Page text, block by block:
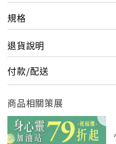
規格
退貨說明
付款/配送
商品相關策展